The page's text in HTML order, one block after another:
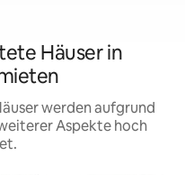
Häuser in
werden aufgrund
Aspekte hoch